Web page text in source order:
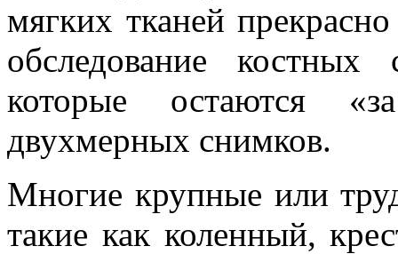
мягких тканей
обследование
которые остаются
двухмерных снимков.
Многие крупные или
такие как коленный,